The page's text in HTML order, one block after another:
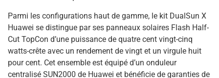
Parmi les configurations haut de gamme, le kit DualSun X
Huawei se distingue par ses panneaux solaires Flash Half-
Cut TopCon d’une puissance de quatre cent vingt-cinq
watts-crête avec un rendement de vingt et un virgule huit
pour cent. Cet ensemble est équipé d’un onduleur
centralisé SUN2000 de Huawei et bénéficie de garanties de